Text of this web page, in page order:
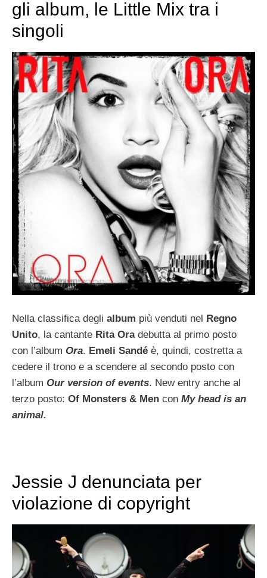
gli album, le Little Mix tra i
singoli
Nella classifica degli album più venduti nel Regno
Unito, la cantante Rita Oradebutta al primo posto
con l’album Ora. Emeli Sandé è, quindi, costretta a
cedere il trono e a scendere al secondo posto con
l’album Our version of events. New entry anche al
terzo posto: Of Monsters & Men con My head is an
animal.
Jessie J denunciata per
violazione di copyright